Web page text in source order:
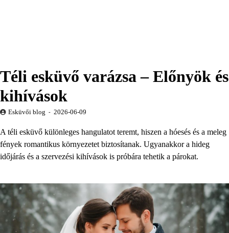
Téli esküvő varázsa – Előnyök és
kihívások
Esküvői blog 2026-06-09
A téli esküvő különleges hangulatot teremt, hiszen a hóesés és a meleg
fények romantikus környezetet biztosítanak. Ugyanakkor a hideg
időjárás és a szervezési kihívások is próbára tehetik a párokat.